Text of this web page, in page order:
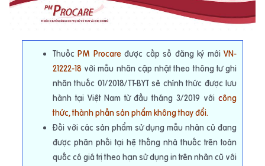
ThuốcPM Procare được cấp số đăng ký mớiVN-
21222-18 với mẫu nhãn cập nhật theo thông tư ghi
nhãn thuốc 01/2018/TT-BYT sẽ chính thức được lưu
hành tại Việt Nam từ đầu tháng 3/2019 vớicông
thức, thành phần sản phẩm không thay đổi.
Đối với các sản phẩm sử dụng mẫu nhãn cũ đang
được phân phối tại hệ thống nhà thuốc trên toàn
quốc có giá trị theo hạn sử dụng in trên nhãn cũ với